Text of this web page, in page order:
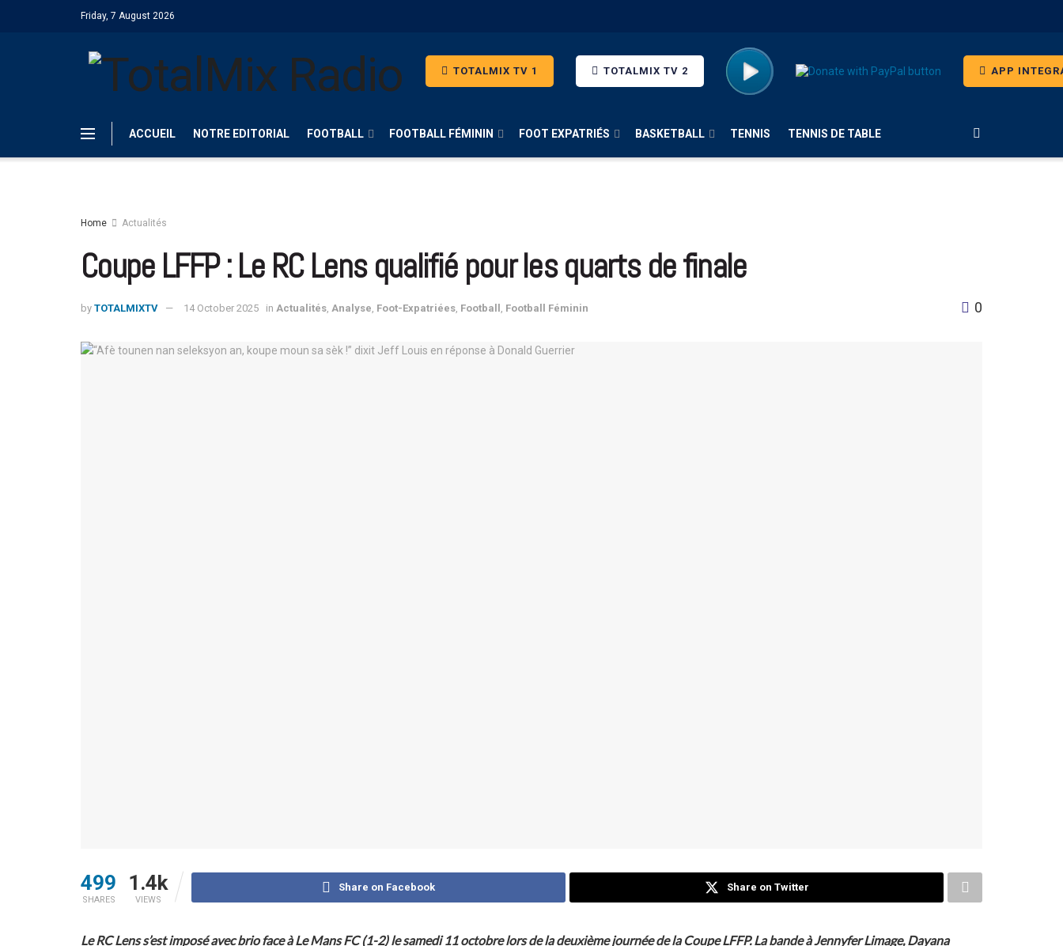
Friday, 7 August 2026
TOTALMIX TV 1 TOTALMIX TV 2 APP
ACCUEIL NOTRE EDITORIAL FOOTBALL FOOTBALL FÉMININ FOOT EXPATRIÉS BASKETBALL TENNIS TENNIS DE TABLE
Home Actualités
Coupe LFFP : Le RC Lens qualifié pour les quarts de finale
by TOTALMIXTV 14 October 2025 in Actualités Analyse Foot-Expatriées Football Football Féminin 0
499
SHARES
1.4k
VIEWS
Share on Facebook Share on Twitter
Le RC Lens s’est imposé avec brio face à Le Mans FC (1-2) le samedi 11 octobre lors de la deuxième journée de la Coupe LFFP. La bande à Jennyfer Limage, Dayana